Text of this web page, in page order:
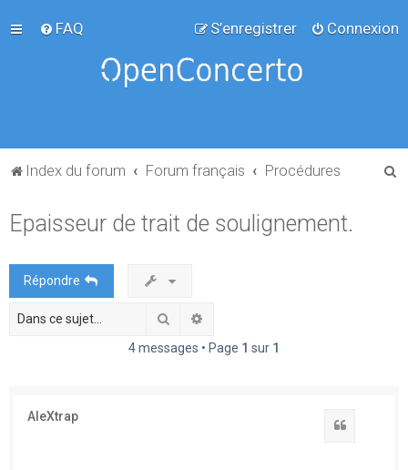
FAQ Connexion
S’enregistrer
Index du forum Forum français Procédures
Epaisseur de trait de soulignement.
Répondre
Rechercher
4 messages • Page 1 sur 1
AleXtrap